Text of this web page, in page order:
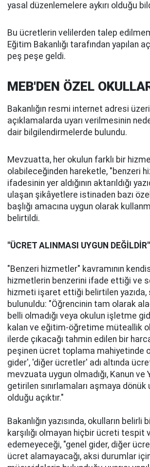
yasal düzenlemelere aykırı olduğu
Bu ücretlerin velilerden talep
Eğitim Bakanlığı tarafından yapılan
peş peşe geldi.
MEB'DEN ÖZEL
Bakanlığın resmi internet adresi
açıklamalarda uyarı verilmesinin
dair bilgilendirmelerde bulundu.
Mevzuatta, her okulun farklı bir
olabileceğinden hareketle, "benzeri
ifadesinin yer aldığının aktarıldığı
ulaşan şikâyetlere istinaden bazı
başlığı amacına uygun olarak
belirtildi.
"ÜCRET ALINMASI UYGUN DEĞİLDİR"
"Benzeri hizmetler" kavramının
hizmetlerin benzerini ifade ettiği ve
hizmeti işaret ettiği belirtilen yazıda,
bulunuldu: "Öğrencinin tam olarak
belli olmadığı veya okulun işletme
kalan ve eğitim-öğretime müteallik
ilerde çıkacağı tahmin edilen bir
peşinen ücret toplama mahiyetinde
gider', 'diğer ücretler' adı altında ücret
mevzuata uygun olmadığı, Kanun ve
getirilen sınırlamaları aşmaya
olduğu açıktır."
Bakanlığın yazısında, okulların belirli
karşılığı olmayan hiçbir ücreti tespit
edemeyeceği, "genel gider, diğer
ücret alamayacağı, aksi durumlar